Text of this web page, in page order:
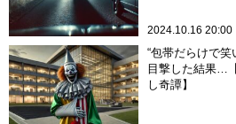
2024.10.16 20:00
“包帯だらけで笑
目撃した結果…
し奇譚】